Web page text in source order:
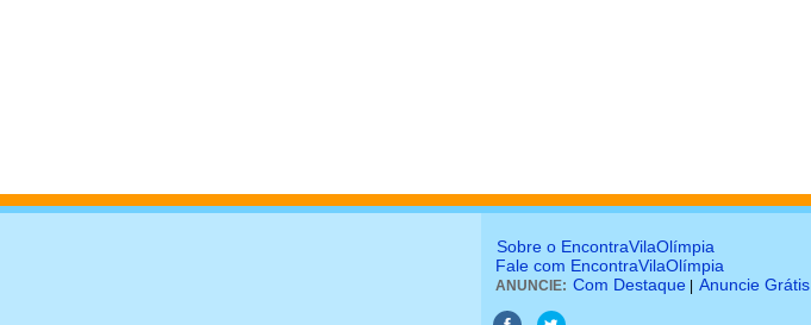
Sobre o EncontraVilaOlímpia
Fale com EncontraVilaOlímpia
ANUNCIE: Com Destaque Anuncie Grátis